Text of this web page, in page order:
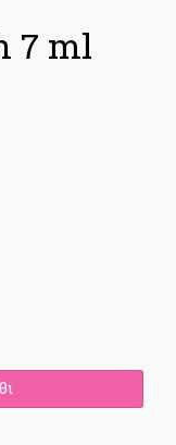
7 ml